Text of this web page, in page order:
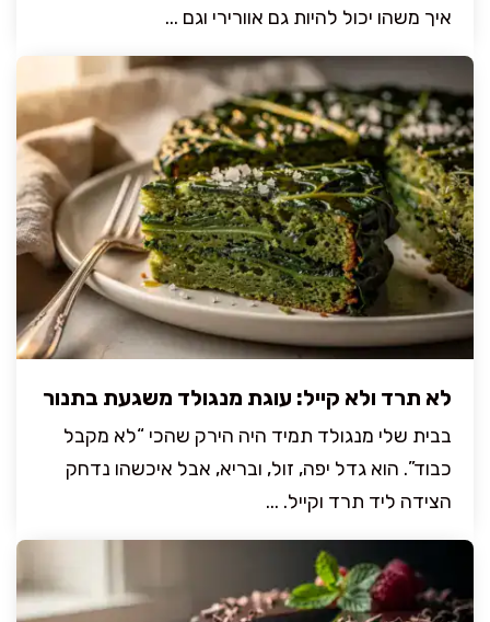
איך משהו יכול להיות גם אוורירי וגם ...
לא תרד ולא קייל: עוגת מנגולד משגעת בתנור
בבית שלי מנגולד תמיד היה הירק שהכי “לא מקבל
כבוד”. הוא גדל יפה, זול, ובריא, אבל איכשהו נדחק
הצידה ליד תרד וקייל. ...